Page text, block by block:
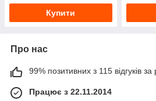
Купити
Про нас
99% позитивних з 115 відгуків за
Працює з 22.11.2014